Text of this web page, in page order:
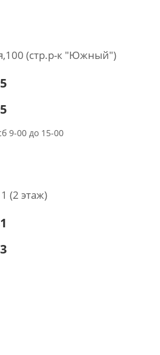
(стр.р-к "Южный")
9-00 до 15-00
(2 этаж)